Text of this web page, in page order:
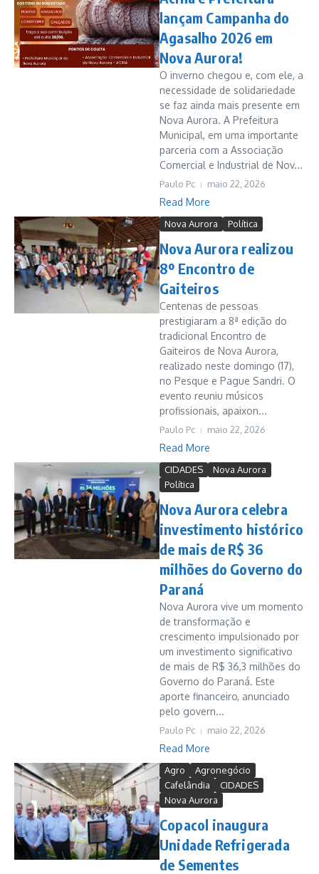
lançam Campanha do
Agasalho 2026 em
Nova Aurora!
O inverno chegou e, com ele, a
necessidade de solidariedade
se faz ainda mais presente em
Nova Aurora. A Prefeitura
Municipal, em uma importante
parceria com a Associação
Comercial e Industrial de Nov...
Paulo Pc maio 22, 2026
Read More
Nova Aurora Política
Nova Aurora realizou
8º Encontro de
Gaiteiros
Centenas de pessoas
prestigiaram a 8ª edição do
tradicional Encontro de
Gaiteiros de Nova Aurora,
realizado neste domingo (17),
no Pesque e Pague Sandri. O
evento reuniu músicos
profissionais, apaixon...
Paulo Pc maio 22, 2026
Read More
CIDADES
Nova Aurora
Política
Nova Aurora celebra
investimento histórico
de mais de R$ 36
milhões do Governo do
Paraná
Nova Aurora vive um momento
de transformação e
crescimento impulsionado por
um investimento significativo
de mais de R$ 36,3 milhões do
Governo do Paraná. Este
aporte financeiro, anunciado
pelo govern...
Paulo Pc maio 22, 2026
Read More
Agro
Agronegócio
Cafelândia
CIDADES
Nova Aurora
Copacol inaugura
Unidade Refrigerada
de Sementes